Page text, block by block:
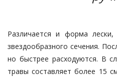
Различается и форма
звездообразного сечения.
но быстрее расходуются. В
травы составляет более 15